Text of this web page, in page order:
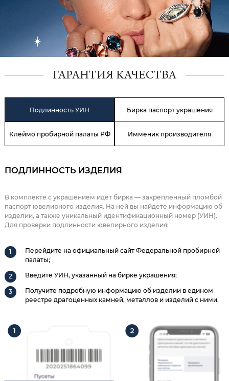
ГАРАНТИЯ КАЧЕСТВА
Подлинность УИН Бирка паспорт украшения
Клеймо пробирной палаты РФ Имменик производителя
ПОДЛИННОСТЬ ИЗДЕЛИЯ
В комплекте с украшением идет бирка — закрепленный пломбой
паспорт ювелирного изделия. На ней вы найдете информацию об
изделии, а также уникальный идентификационный номер (УИН).
Для проверки подлинности ювелирного изделия:
Перейдите на официальный сайт Федеральной пробирной
палаты;
Введите УИН, указанный на бирке украшения;
Получите подробную информацию об изделии в едином
реестре драгоценных камней, металлов и изделий с ними.